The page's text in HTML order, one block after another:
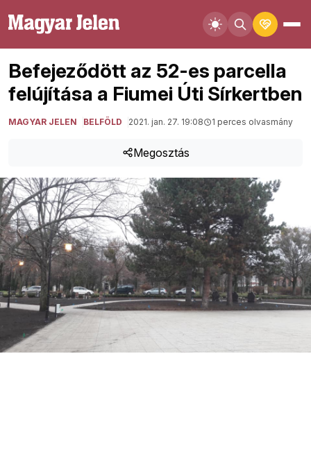
Befejeződött az 52-es parcella
felújítása a Fiumei Úti Sírkertben
MAGYAR JELEN BELFÖLD 2021. jan. 27. 19:08 1 perces olvasmány
Megosztás